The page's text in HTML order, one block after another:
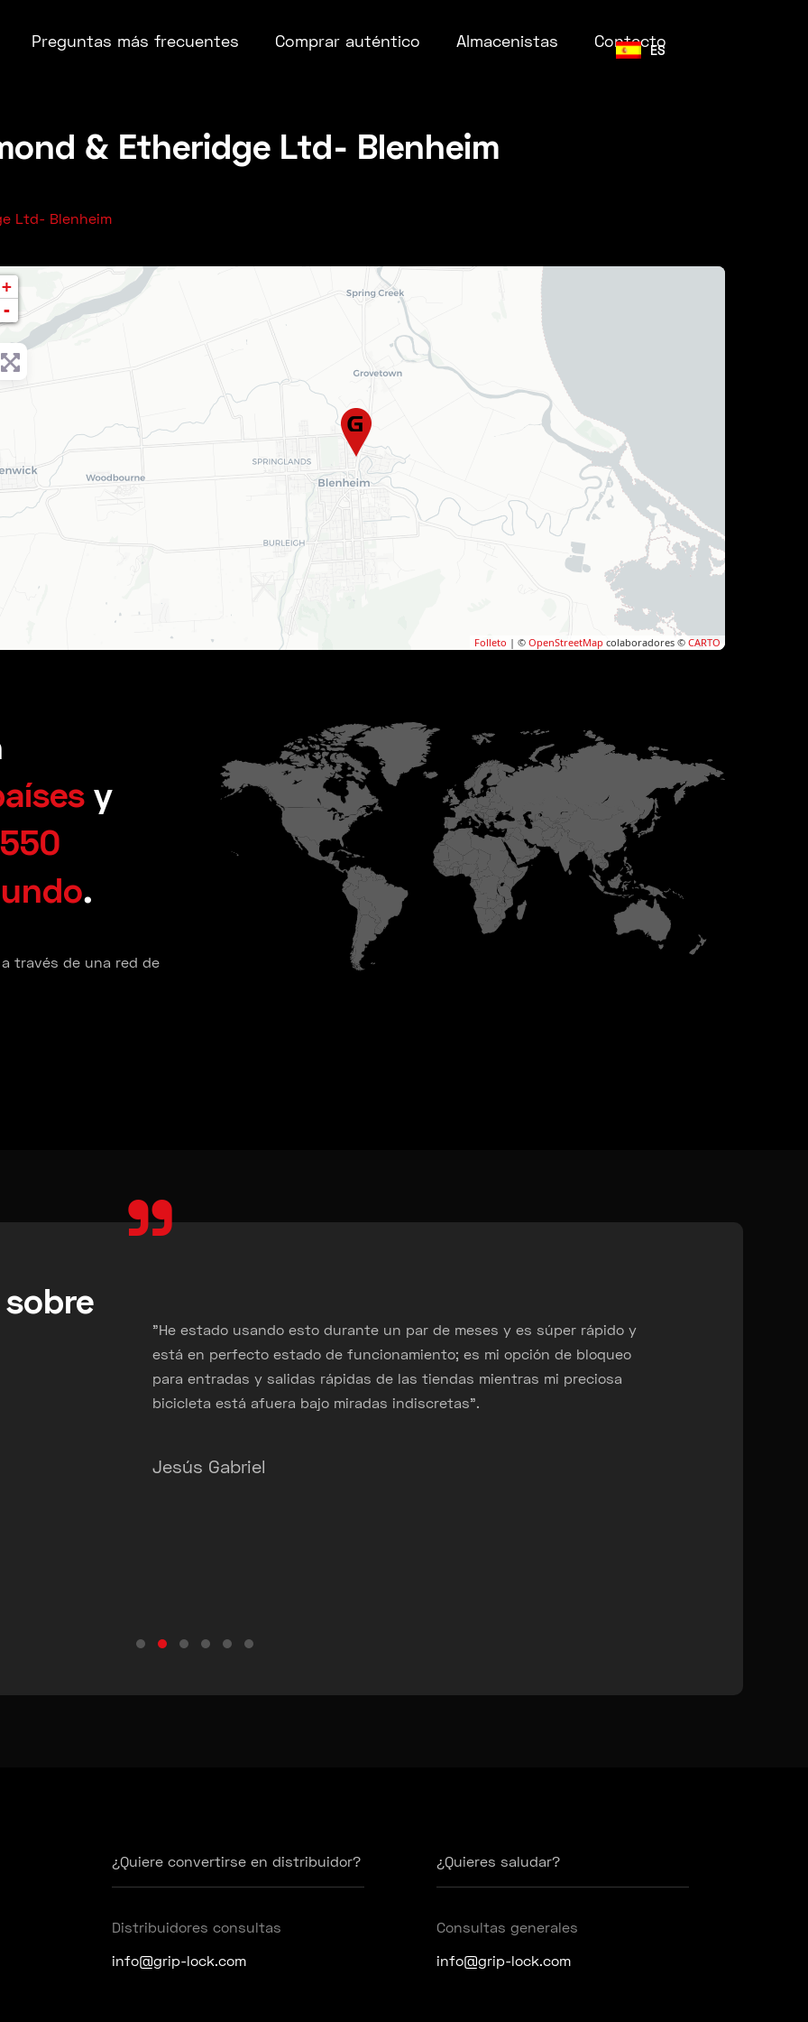
Preguntas más frecuentes Comprar auténtico Almacenistas Contacto
& Etheridge Ltd- Blenheim
Ltd- Blenheim
+
-
Folleto | © OpenStreetMap colaboradores © CARTO
y
550
.
través de una red de
""He estado usando esto durante un par de meses y es súper rápido y
está en perfecto estado de funcionamiento; es mi opción de bloqueo
para entradas y salidas rápidas de las tiendas mientras mi preciosa
bicicleta está afuera bajo miradas indiscretas".
Jesús Gabriel
¿Quiere convertirse en distribuidor?
Distribuidores consultas
info@grip-lock.com
¿Quieres saludar?
Consultas generales
info@grip-lock.com
ES